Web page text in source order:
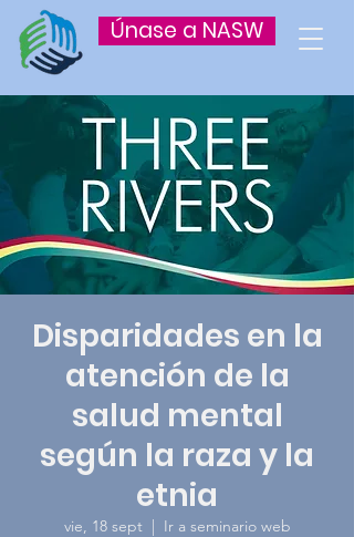
Únase a NASW
Disparidades en la
atención de la
salud mental
según la raza y la
etnia
vie, 18 sept
  |
Ir a seminario web